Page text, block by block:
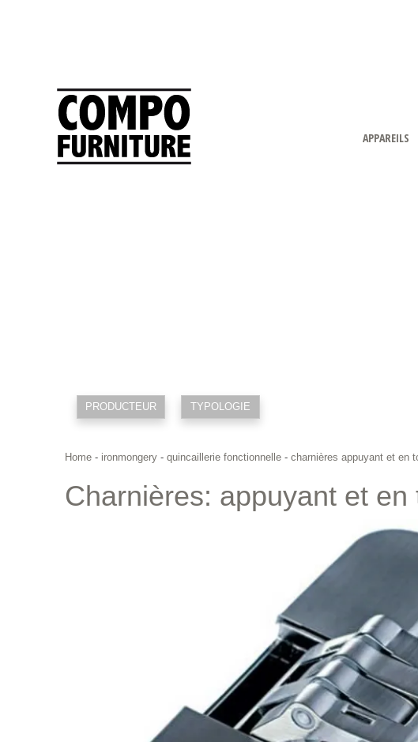
APPAREILS
PRODUCTEUR TYPOLOGIE
Home - ironmongery - quincaillerie fonctionnelle - charnières appuyant et en
Charnières: appuyant et en